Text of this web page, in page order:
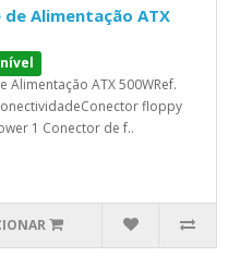
de Alimentação ATX
Alimentação ATX 500WRef.
floppy
1 Conector de f..